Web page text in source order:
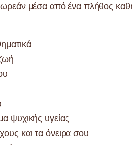
μέσα από ένα πλήθος
ψυχικής υγείας
και τα όνειρα σου